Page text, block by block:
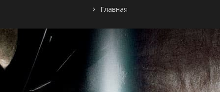
Главная